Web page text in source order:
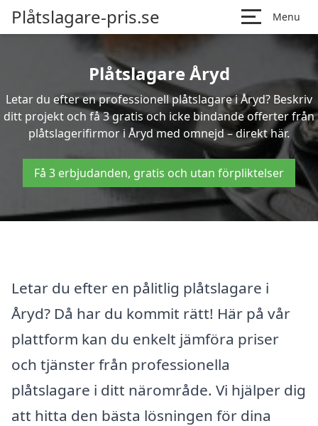
Plåtslagare-pris.se Menu
Plåtslagare Åryd
Letar du efter en professionell plåtslagare i Åryd? Beskriv
ditt projekt och få 3 gratis och icke bindande offerter från
plåtslagerifirmor i Åryd med omnejd – direkt här.
Få 3 erbjudanden, gratis och utan förpliktelser
Letar du efter en pålitlig plåtslagare i
Åryd? Då har du kommit rätt! Här på vår
plattform kan du enkelt jämföra priser
och tjänster från professionella
plåtslagare i ditt närområde. Vi hjälper dig
att hitta den bästa lösningen för dina